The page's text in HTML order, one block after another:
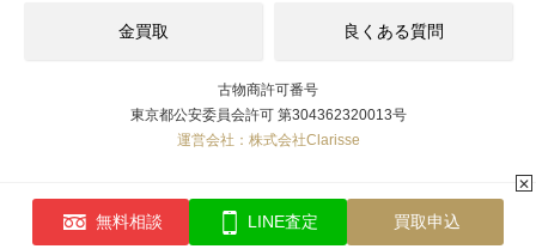
金買取 良くある質問
古物商許可番号
東京都公安委員会許可 第304362320013号
運営会社：株式会社Clarisse
✕
無料相談 LINE査定 買取申込